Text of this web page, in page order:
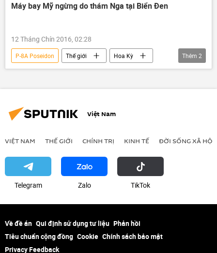
Máy bay Mỹ ngừng do thám Nga tại Biển Đen
12 Tháng Chín 2016, 02:28
P-8A Poseidon Thế giới
Hoa Kỳ
Crưm
Su-27
Thêm 2
Việt Nam
VIỆT NAM THẾ GIỚI CHÍNH TRỊ KINH TẾ ĐỜI SỐNG XÃ HỘI
Telegram Zalo ТikТоk
Về đề án Qui định sử dụng tư liệu Phản hồi
Tiêu chuẩn cộng đồng Cookie Chính sách bảo mật
Privacy Feedback